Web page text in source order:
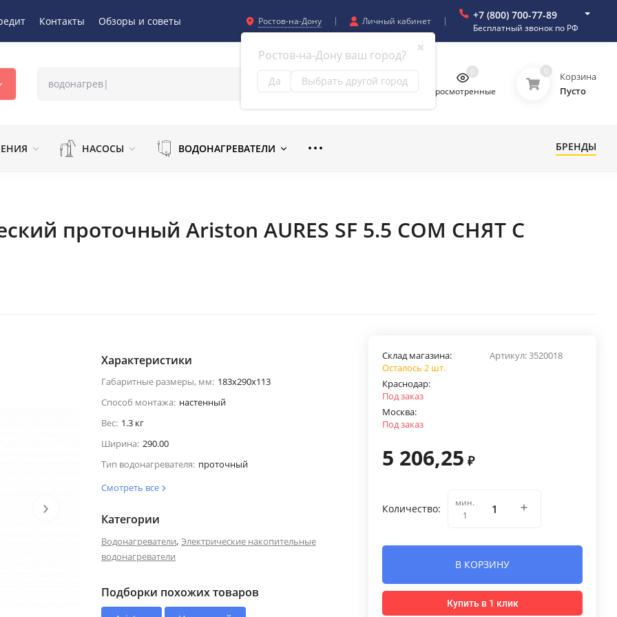
Контакты Обзоры и советы Ростов-на-Дону
✖
Ростов-на-Дону ваш город?
Да Выбрать другой город
Личный кабинет +7 (800) 700-77-89
Бесплатный звонок по РФ
Просмотренные
0 0
Корзина
Пусто
НАСОСЫ ВОДОНАГРЕВАТЕЛИ БРЕНДЫ
проточный Ariston AURES SF 5.5 COM СНЯТ С
›
Характеристики
Габаритные размеры, мм: 183х290х113
Способ монтажа: настенный
Вес: 1.3 кг
Ширина: 290.00
Тип водонагревателя: проточный
Смотреть все
Категории
Водонагреватели, Электрические накопительные
водонагреватели
Подборки похожих товаров
Артикул:3520018
Склад магазина:
Осталось 2 шт.
Краснодар:
Под заказ
Москва:
Под заказ
5 206,25 ₽
Количество:
мин.
1
В КОРЗИНУ
Купить в 1 клик